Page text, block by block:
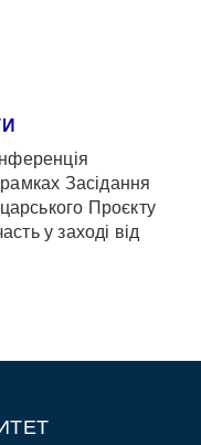
Засідання
Проєкту
у заході від